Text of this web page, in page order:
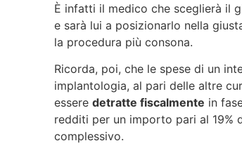
È infatti il medico che sceglierà il
e sarà lui a posizionarlo nella
la procedura più consona.
Ricorda, poi, che le spese di un
implantologia, al pari delle altre
esseredetratte fiscalmente in
redditi per un importo pari al 19%
complessivo.